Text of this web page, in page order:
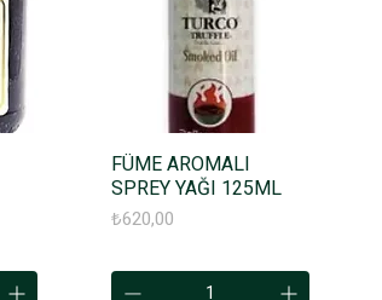
FÜME AROMALI
SPREY YAĞI 125ML
Fiyat
₺620,00